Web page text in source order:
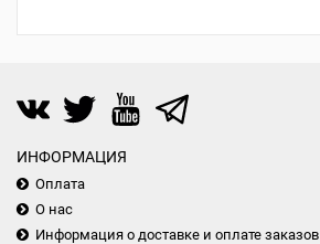
ИНФОРМАЦИЯ
Оплата
О нас
Информация о доставке и оплате заказов